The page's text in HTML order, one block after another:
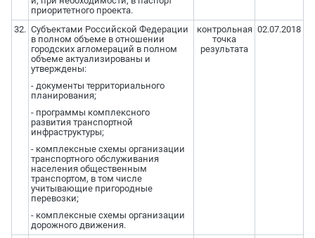
приоритетного проекта.
32. Субъектами Российской Федерации
в полном объеме в отношении
городских агломераций в полном
объеме актуализированы и
утверждены:
- документы территориального
планирования;
- программы комплексного
развития транспортной
инфраструктуры;
- комплексные схемы организации
транспортного обслуживания
населения общественным
транспортом, в том числе
учитывающие пригородные
перевозки;
- комплексные схемы организации
дорожного движения.
контрольная
точка
результата
02.07.2018